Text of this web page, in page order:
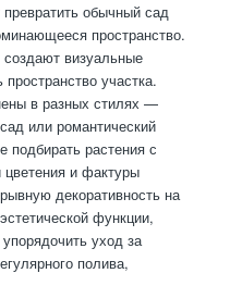
обычный сад
пространство.
визуальные
участка.
в разных стилях —
или романтический
подбирать растения с
и фактуры
декоративность на
функции,
уход за
полива,